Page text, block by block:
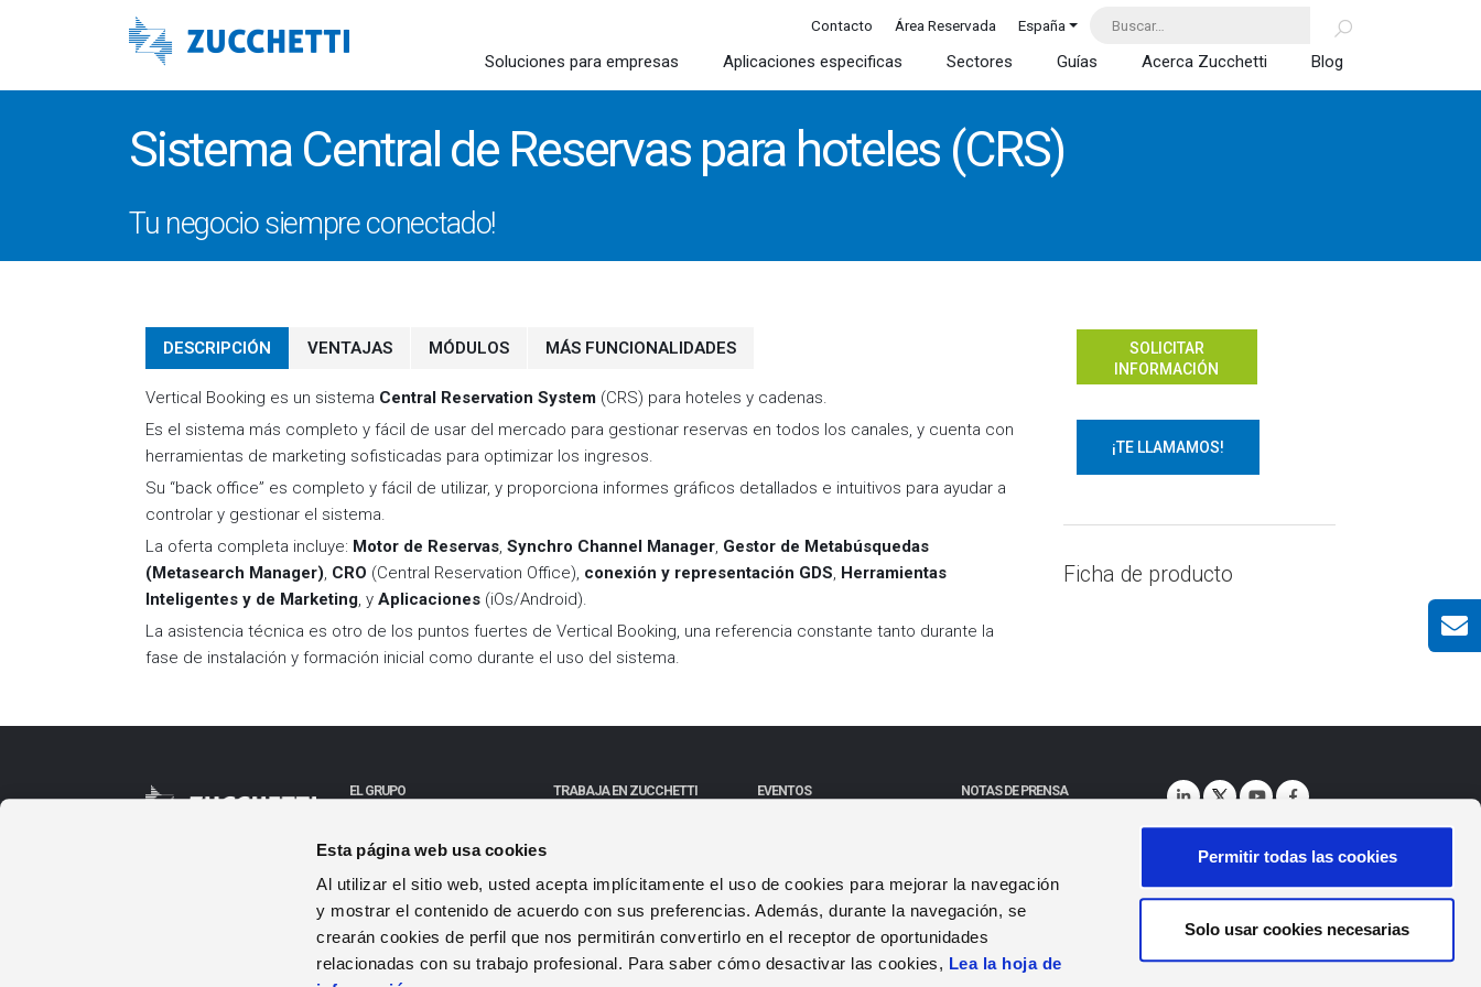
Esta página web usa cookies
Al utilizar el sitio web, usted acepta implícitamente el uso de cookies para mejorar la navegación
y mostrar el contenido de acuerdo con sus preferencias. Además, durante la navegación, se
crearán cookies de perfil que nos permitirán convertirlo en el receptor de oportunidades
relacionadas con su trabajo profesional. Para saber cómo desactivar las cookies, Lea la hoja de
Permitir todas las cookies
Solo usar cookies necesarias
Contacto Área Reservada España
Soluciones para empresas Aplicaciones especificas Sectores Guías Acerca Zucchetti Blog
Sistema Central de Reservas para hoteles (CRS)
Tu negocio siempre conectado!
DESCRIPCIÓN VENTAJAS MÓDULOS MÁS FUNCIONALIDADES
Vertical Booking es un sistema Central Reservation System (CRS) para hoteles y cadenas.
Es el sistema más completo y fácil de usar del mercado para gestionar reservas en todos los canales, y cuenta con
herramientas de marketing sofisticadas para optimizar los ingresos.
Su “back office” es completo y fácil de utilizar, y proporciona informes gráficos detallados e intuitivos para ayudar a
controlar y gestionar el sistema.
La oferta completa incluye: Motor de Reservas, Synchro Channel Manager, Gestor de Metabúsquedas
(Metasearch Manager), CRO (Central Reservation Office), conexión y representación GDS, Herramientas
Inteligentes y de Marketing, y Aplicaciones (iOs/Android).
La asistencia técnica es otro de los puntos fuertes de Vertical Booking, una referencia constante tanto durante la
fase de instalación y formación inicial como durante el uso del sistema.
SOLICITAR
INFORMACIÓN
¡TE LLAMAMOS!
Ficha de producto
EL GRUPO
Descargas
TRABAJA EN ZUCCHETTI
EVENTOS NOTAS DE PRENSA
Zucchetti s.p.a. - All rights reserved Política de privacidad|Corporate Data|Aviso Legal|Política de Seguridad Certificaciones